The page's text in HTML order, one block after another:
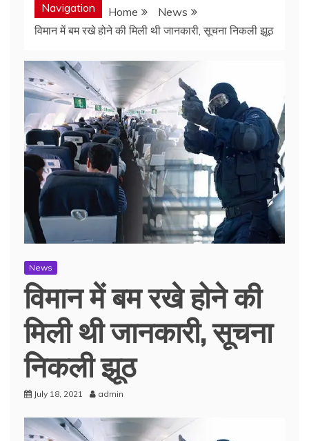
Navigation Home
News
विमान में बम रखे होने की मिली थी जानकारी, सूचना निकली झूठ
News
विमान में बम रखे होने की
मिली थी जानकारी, सूचना
निकली झूठ
July 18, 2021 admin